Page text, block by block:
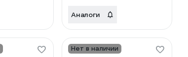
Аналоги
Нет в наличии